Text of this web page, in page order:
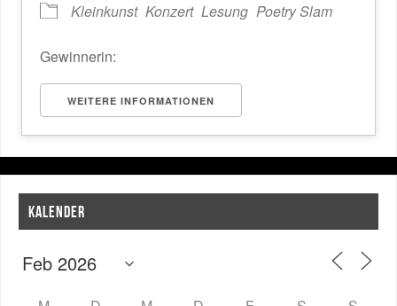
Kleinkunst Konzert Lesung Poetry Slam
Gewinnerin:
WEITERE INFORMATIONEN
KALENDER